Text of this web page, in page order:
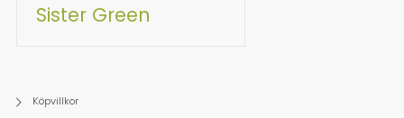
Sister Green
Köpvillkor